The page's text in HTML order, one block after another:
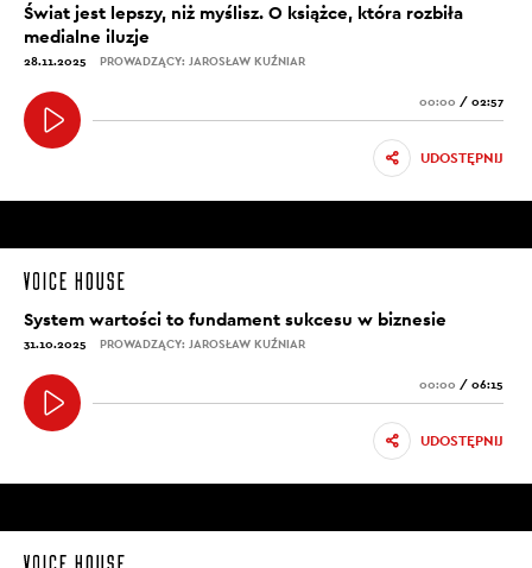
Świat jest lepszy, niż myślisz. O książce, która rozbiła
medialne iluzje
28.11.2025 PROWADZĄCY: JAROSŁAW KUŹNIAR
00:00 / 02:57
UDOSTĘPNIJ
System wartości to fundament sukcesu w biznesie
31.10.2025 PROWADZĄCY: JAROSŁAW KUŹNIAR
00:00 / 06:15
UDOSTĘPNIJ